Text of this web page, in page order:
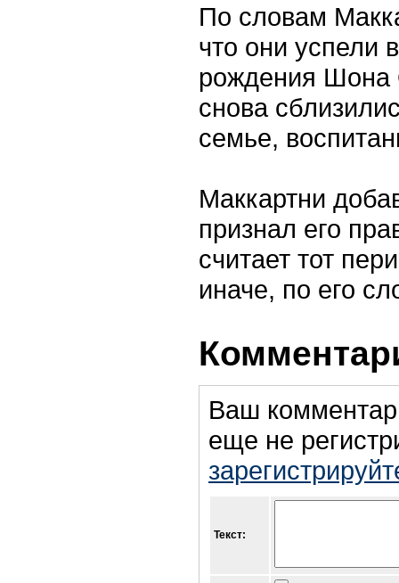
По словам
что они успели
рождения Шона
снова
семье,
Маккартни
признал его
считает тот
иначе, по его
Ваш
еще не
Текст: